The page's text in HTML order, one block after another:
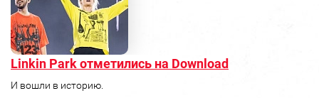
Linkin Park отметились на Download
И вошли в историю.